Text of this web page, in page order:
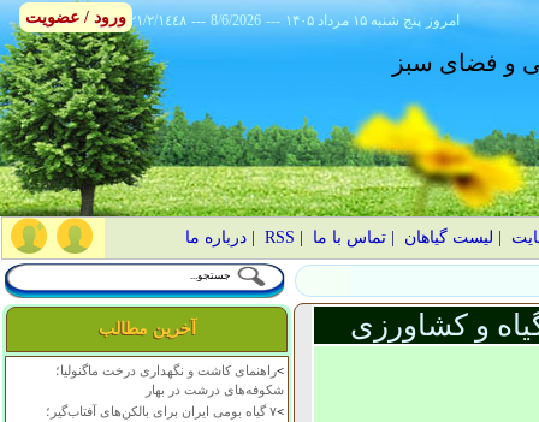
٢١/٢/١٤٤٨ --- 8/6/2026 --- ۱۴۰۵ پنج شنبه ۱۵ مرداد امروز
و فضای سبز
لیست گیاهان |تماس با ما RSS
|درباره ما
آخرین مطالب
>راهنمای کاشت و نگهداری درخت ماگنولیا؛
شکوفه‌های درشت در بهار
>
۷ گیاه بومی ایران برای بالکن‌های آفتاب‌گیر؛
و کشاورزی
ورود / عضویت